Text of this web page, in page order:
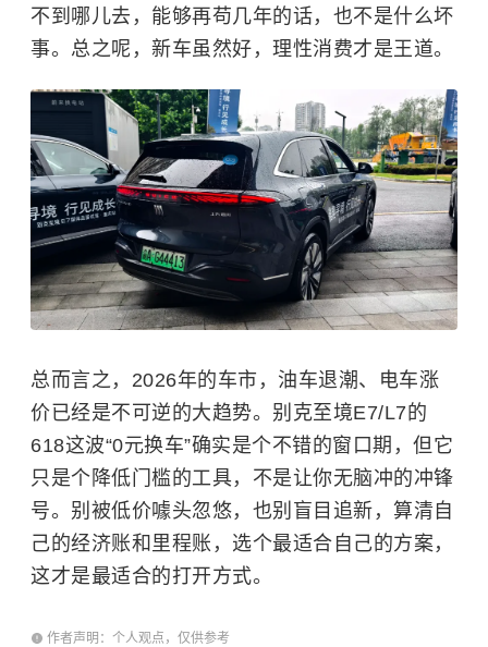
不到哪儿去，能够再苟几年的话，也不是什么坏
事。总之呢，新车虽然好，理性消费才是王道。
总而言之，2026年的车市，油车退潮、电车涨
价已经是不可逆的大趋势。别克至境E7/L7的
618这波“0元换车”确实是个不错的窗口期，但它
只是个降低门槛的工具，不是让你无脑冲的冲锋
号。别被低价噱头忽悠，也别盲目追新，算清自
己的经济账和里程账，选个最适合自己的方案，
这才是最适合的打开方式。
作者声明：个人观点，仅供参考